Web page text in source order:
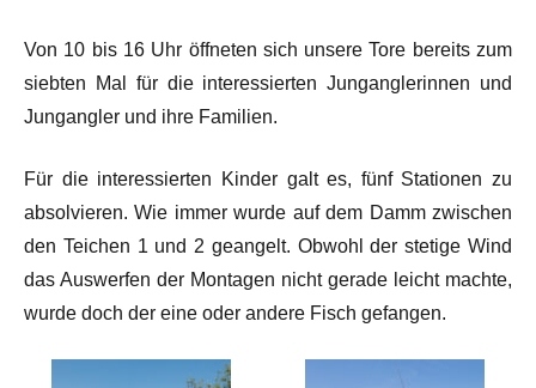
Von 10 bis 16 Uhr öffneten sich unsere Tore bereits zum
siebten Mal für die interessierten Junganglerinnen und
Jungangler und ihre Familien.
Für die interessierten Kinder galt es, fünf Stationen zu
absolvieren. Wie immer wurde auf dem Damm zwischen
den Teichen 1 und 2 geangelt. Obwohl der stetige Wind
das Auswerfen der Montagen nicht gerade leicht machte,
wurde doch der eine oder andere Fisch gefangen.